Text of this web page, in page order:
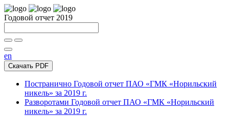
Годовой отчет 2019
en
Скачать PDF
Постранично Годовой отчет ПАО «ГМК «Норильский
никель» за 2019 г.
Разворотами Годовой отчет ПАО «ГМК «Норильский
никель» за 2019 г.